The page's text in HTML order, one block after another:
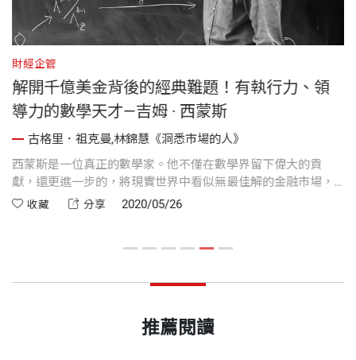
財經企管
解開千億美金背後的經典難題！有執行力、領
導力的數學天才—吉姆 · 西蒙斯
古格里．祖克曼,林錦慧《洞悉市場的人》
西蒙斯是一位真正的數學家。他不僅在數學界留下偉大的貢
獻，還更進一步的，將現實世界中看似無最佳解的金融市場，
轉換成一個數學問題。
收藏 分享 2020/05/26
推薦閱讀